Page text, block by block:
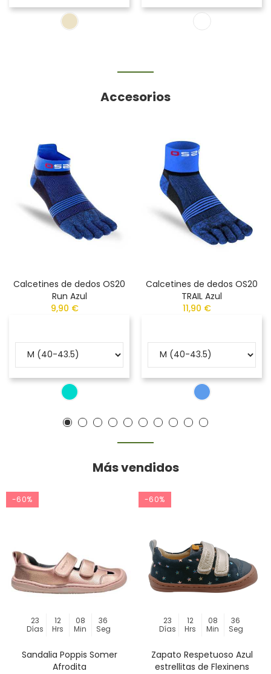
Accesorios
Calcetines de dedos OS20
Run Azul
9,90 €
Calcetines de dedos OS20
TRAIL Azul
11,90 €
Más vendidos
-60%
23
Días
12
Hrs
08
Min
36
Seg
Sandalia Poppis Somer
Afrodita
-60%
23
Días
12
Hrs
08
Min
36
Seg
Zapato Respetuoso Azul
estrellitas de Flexinens